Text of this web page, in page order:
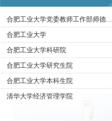
合肥工业大学党委教师工作部师德...
合肥工业大学
合肥工业大学科研院
合肥工业大学研究生院
合肥工业大学本科生院
清华大学经济管理学院